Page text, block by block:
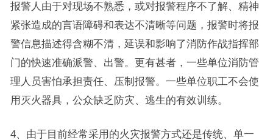
报警人由于对现场不熟悉，或对报警程序不了解、精神
紧张造成的言语障碍和表达不清晰等问题，报警时将报
警信息描述得含糊不清，延误和影响了消防作战指挥部
门的快速准确派警、出警。更有甚者，一些单位消防管
理人员害怕承担责任、压制报警。一些单位职工不会使
用灭火器具，公众缺乏防灾、逃生的有效训练。
4、由于目前经常采用的火灾报警方式还是传统、单一